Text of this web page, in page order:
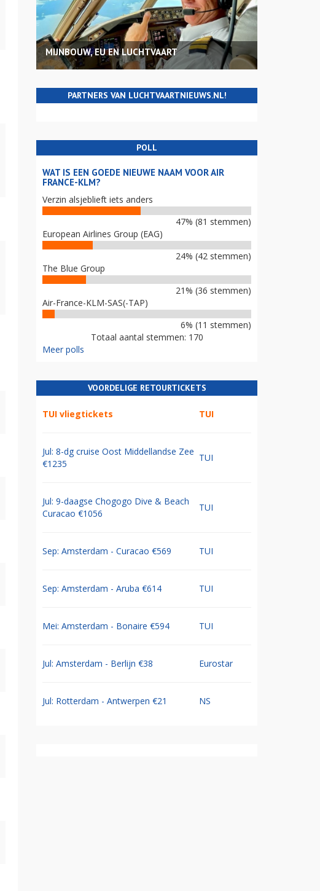
MIJNBOUW, EU EN LUCHTVAART
PARTNERS VAN LUCHTVAARTNIEUWS.NL!
POLL
WAT IS EEN GOEDE NIEUWE NAAM VOOR AIR
FRANCE-KLM?
Verzin alsjeblieft iets anders
47% (81 stemmen)
European Airlines Group (EAG)
24% (42 stemmen)
The Blue Group
21% (36 stemmen)
Air-France-KLM-SAS(-TAP)
6% (11 stemmen)
Totaal aantal stemmen: 170
Meer polls
VOORDELIGE RETOURTICKETS
TUI vliegtickets TUI
Jul: 8-dg cruise Oost Middellandse Zee
€1235
TUI
Jul: 9-daagse Chogogo Dive & Beach
Curacao €1056
TUI
Sep: Amsterdam - Curacao €569 TUI
Sep: Amsterdam - Aruba €614 TUI
Mei: Amsterdam - Bonaire €594 TUI
Jul: Amsterdam - Berlijn €38 Eurostar
Jul: Rotterdam - Antwerpen €21 NS